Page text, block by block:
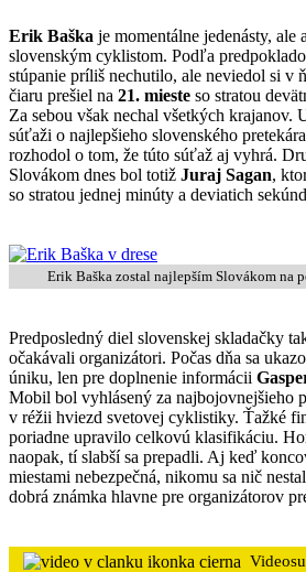
Erik Baška je momentálne jedenásty, ale
slovenským cyklistom. Podľa
stúpanie príliš nechutilo, ale neviedol si v
čiaru prešiel na 21. mieste so stratou
Za sebou však nechal všetkých krajanov.
súťaži o najlepšieho slovenského
rozhodol o tom, že túto súťaž aj vyhrá.
Slovákom dnes bol totiž Juraj Sagan,
so stratou jednej minúty a deviatich
Erik Baška zostal najlepším Slovákom na
Predposledný diel slovenskej skladačky
očakávali organizátori. Počas dňa sa
úniku, len pre doplnenie informácii
Mobil bol vyhlásený za najbojovnejšieho
v réžii hviezd svetovej cyklistiky. Ťažké
poriadne upravilo celkovú klasifikáciu.
naopak, tí slabší sa prepadli. Aj keď
miestami nebezpečná, nikomu sa nič
dobrá známka hlavne pre organizátorov